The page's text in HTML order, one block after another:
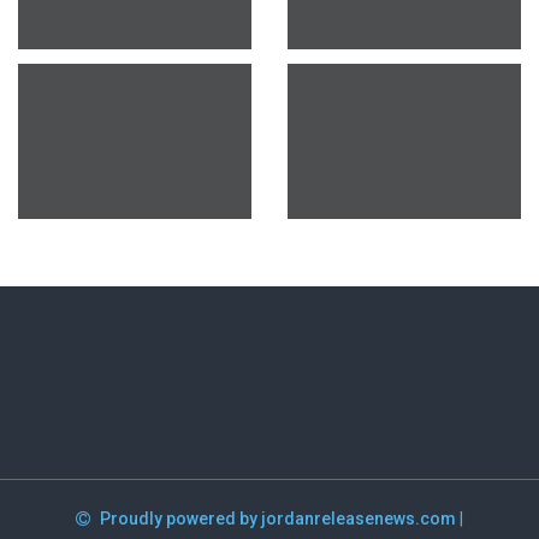
Proudly powered by jordanreleasenews.com